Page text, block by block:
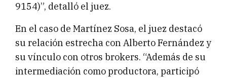
9154)”, detalló el juez.
En el caso de Martínez Sosa, el juez destacó
su relación estrecha con Alberto Fernández y
su vínculo con otros brokers. “Además de su
intermediación como productora, participó